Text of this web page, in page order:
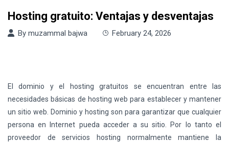
Hosting gratuito: Ventajas y desventajas
By muzammal bajwa February 24, 2026
El dominio y el hosting gratuitos se encuentran entre las
necesidades básicas de hosting web para establecer y mantener
un sitio web. Dominio y hosting son para garantizar que cualquier
persona en Internet pueda acceder a su sitio. Por lo tanto el
proveedor de servicios hosting normalmente mantiene la